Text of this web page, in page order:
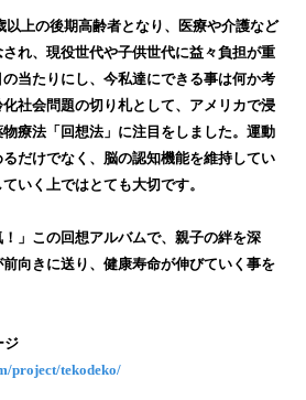
以上の後期高齢者となり、医療や介護など
れ、現役世代や子供世代に益々負担が重
当たりにし、今私達にできる事は何か考
社会問題の切り札として、アメリカで浸
療法「回想法」に注目をしました。運動
だけでなく、脳の認知機能を維持してい
いく上ではとても大切です。
！」この回想アルバムで、親子の絆を深
向きに送り、健康寿命が伸びていく事を
ジ
project/tekodeko/